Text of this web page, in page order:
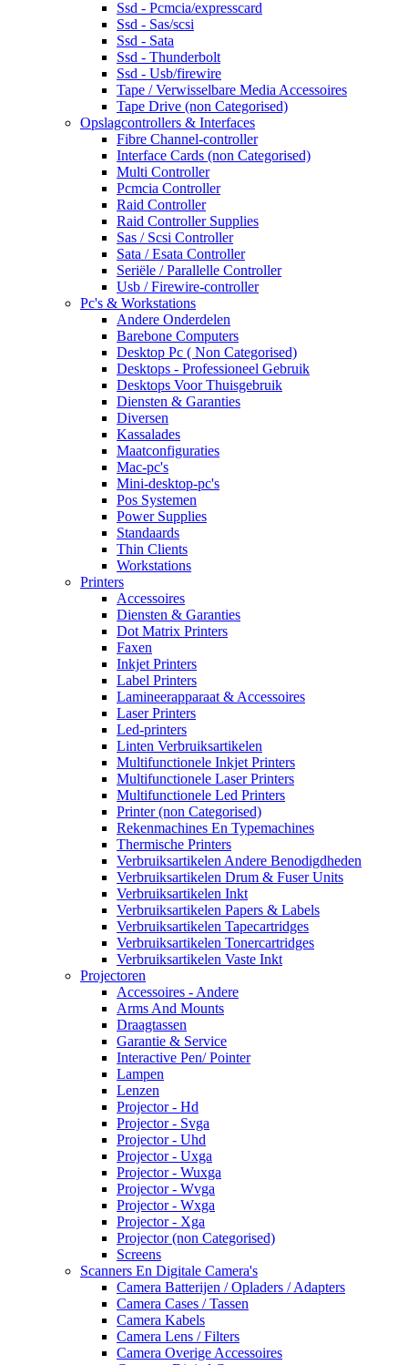
Ssd - Pcmcia/expresscard
Ssd - Sas/scsi
Ssd - Sata
Ssd - Thunderbolt
Ssd - Usb/firewire
Tape / Verwisselbare Media Accessoires
Tape Drive (non Categorised)
Opslagcontrollers & Interfaces
Fibre Channel-controller
Interface Cards (non Categorised)
Multi Controller
Pcmcia Controller
Raid Controller
Raid Controller Supplies
Sas / Scsi Controller
Sata / Esata Controller
Seriële / Parallelle Controller
Usb / Firewire-controller
Pc's & Workstations
Andere Onderdelen
Barebone Computers
Desktop Pc ( Non Categorised)
Desktops - Professioneel Gebruik
Desktops Voor Thuisgebruik
Diensten & Garanties
Diversen
Kassalades
Maatconfiguraties
Mac-pc's
Mini-desktop-pc's
Pos Systemen
Power Supplies
Standaards
Thin Clients
Workstations
Printers
Accessoires
Diensten & Garanties
Dot Matrix Printers
Faxen
Inkjet Printers
Label Printers
Lamineerapparaat & Accessoires
Laser Printers
Led-printers
Linten Verbruiksartikelen
Multifunctionele Inkjet Printers
Multifunctionele Laser Printers
Multifunctionele Led Printers
Printer (non Categorised)
Rekenmachines En Typemachines
Thermische Printers
Verbruiksartikelen Andere Benodigdheden
Verbruiksartikelen Drum & Fuser Units
Verbruiksartikelen Inkt
Verbruiksartikelen Papers & Labels
Verbruiksartikelen Tapecartridges
Verbruiksartikelen Tonercartridges
Verbruiksartikelen Vaste Inkt
Projectoren
Accessoires - Andere
Arms And Mounts
Draagtassen
Garantie & Service
Interactive Pen/ Pointer
Lampen
Lenzen
Projector - Hd
Projector - Svga
Projector - Uhd
Projector - Uxga
Projector - Wuxga
Projector - Wvga
Projector - Wxga
Projector - Xga
Projector (non Categorised)
Screens
Scanners En Digitale Camera's
Camera Batterijen / Opladers / Adapters
Camera Cases / Tassen
Camera Kabels
Camera Lens / Filters
Camera Overige Accessoires